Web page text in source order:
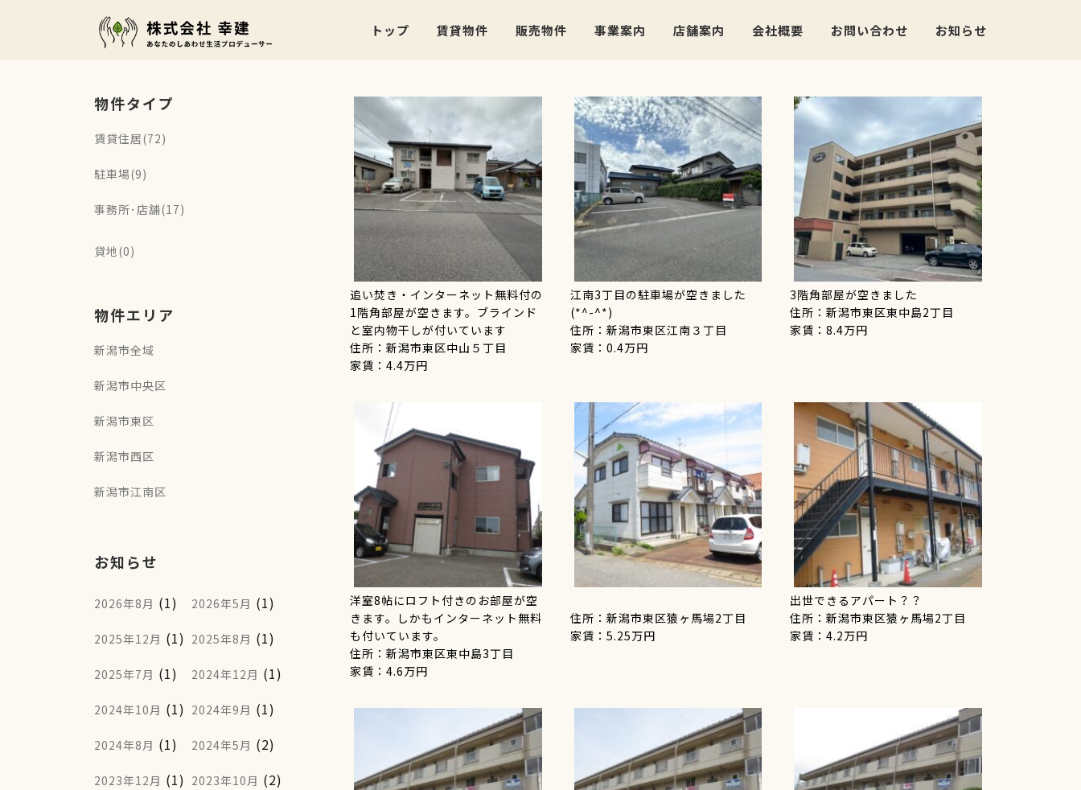
トップ 賃貸物件 販売物件 事業案内 店舗案内 会社概要 お問い合わせ お知らせ
追い焚き・インターネット無料付の
1階角部屋が空きます。ブラインド
と室内物干しが付いています
住所：新潟市東区中山５丁目
家賃：4.4万円
江南3丁目の駐車場が空きました
(*^-^*)
住所：新潟市東区江南３丁目
家賃：0.4万円
3階角部屋が空きました
住所：新潟市東区東中島2丁目
家賃：8.4万円
洋室8帖にロフト付きのお部屋が空
きます。しかもインターネット無料
も付いています。
住所：新潟市東区東中島3丁目
家賃：4.6万円
住所：新潟市東区猿ヶ馬場2丁目
家賃：5.25万円
出世できるアパート？？
住所：新潟市東区猿ヶ馬場2丁目
家賃：4.2万円
物件タイプ
賃貸住居(72)
駐車場(9)
事務所･店舗(17)
貸地(0)
物件エリア
新潟市全域
新潟市中央区
新潟市東区
新潟市西区
新潟市江南区
お知らせ
2026年8月 (1) 2026年5月 (1)
2025年12月 (1) 2025年8月 (1)
2025年7月 (1) 2024年12月 (1)
2024年10月 (1) 2024年9月 (1)
2024年8月 (1) 2024年5月 (2)
2023年12月 (1) 2023年10月 (2)